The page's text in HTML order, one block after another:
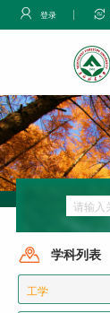
登录
学科列表
工学